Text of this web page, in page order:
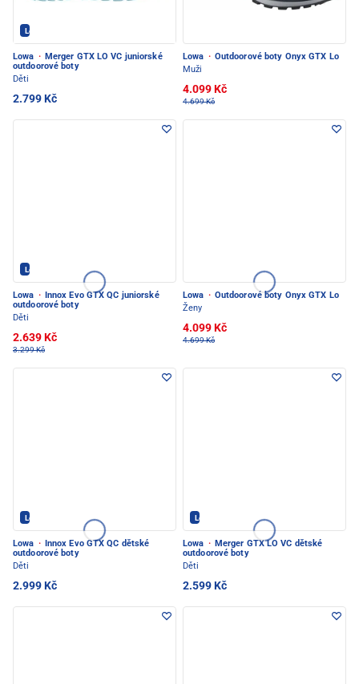
Lowa - PEC POD SNĚŽKOU
Lowa · Merger GTX LO VC juniorské
outdoorové boty
Děti
2.799 Kč
Lowa · Outdoorové boty Onyx GTX Lo
Muži
4.099 Kč
4.699 Kč
Lowa - PEC POD SNĚŽKOU
Lowa ·
Innox Evo GTX QC juniorské
outdoorové boty
Děti
2.639 Kč
3.299 Kč
Lowa · Outdoorové boty Onyx GTX Lo
Ženy
4.099 Kč
4.699 Kč
Lowa - PEC POD SNĚŽKOU
Lowa ·
Innox Evo GTX QC dětské
outdoorové boty
Děti
2.999 Kč
Lowa - PEC POD SNĚŽKOU
Lowa · Merger GTX LO VC dětské
outdoorové boty
Děti
2.599 Kč